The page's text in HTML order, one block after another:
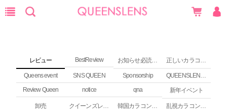
レビュー BestReview お知らせ必読 (NEWS) 正しいカラコンの使い方
Queens event SNS QUEEN Sponsorship
QUEENSLENS Affiliate Program
Review Queen
notice qna 新年イベント
卸売 クイーンズレンズ カラコンコラム 韓国カラコンguide 乱視カラコンの安全性